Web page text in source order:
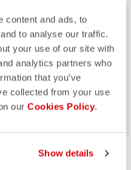
content and ads, to
to analyse our traffic.
your use of our site with
analytics partners who
that you’ve
collected from your use
our Cookies Policy.
Show details